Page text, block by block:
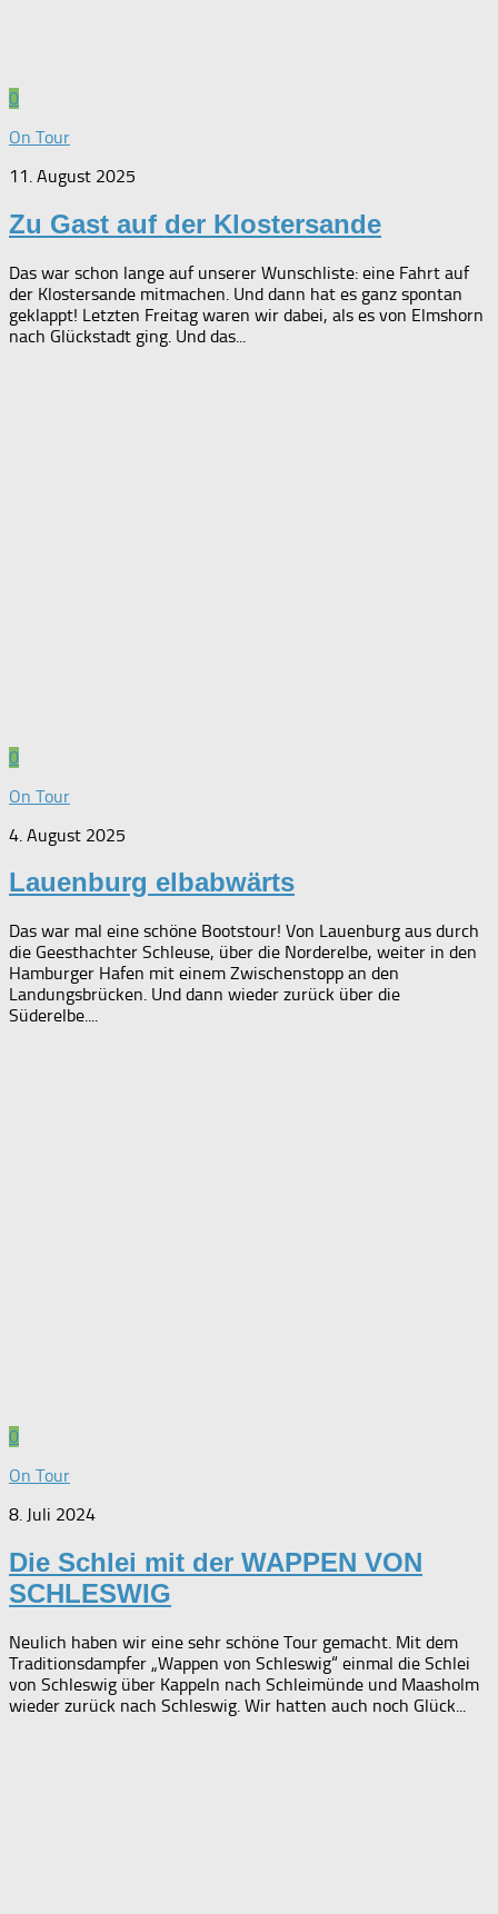
0
On Tour
11. August 2025
Zu Gast auf der Klostersande
Das war schon lange auf unserer Wunschliste: eine Fahrt auf
der Klostersande mitmachen. Und dann hat es ganz spontan
geklappt! Letzten Freitag waren wir dabei, als es von Elmshorn
nach Glückstadt ging. Und das...
0
On Tour
4. August 2025
Lauenburg elbabwärts
Das war mal eine schöne Bootstour! Von Lauenburg aus durch
die Geesthachter Schleuse, über die Norderelbe, weiter in den
Hamburger Hafen mit einem Zwischenstopp an den
Landungsbrücken. Und dann wieder zurück über die
Süderelbe....
0
On Tour
8. Juli 2024
Die Schlei mit der WAPPEN VON
SCHLESWIG
Neulich haben wir eine sehr schöne Tour gemacht. Mit dem
Traditionsdampfer „Wappen von Schleswig“ einmal die Schlei
von Schleswig über Kappeln nach Schleimünde und Maasholm
wieder zurück nach Schleswig. Wir hatten auch noch Glück...